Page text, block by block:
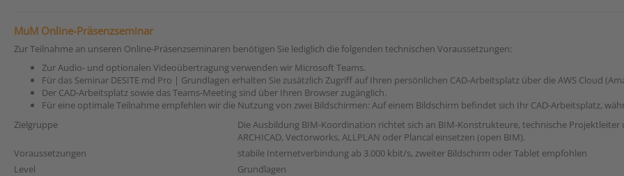
MuM Online-Präsenzseminar
Zur Teilnahme an unseren Online-Präsenzseminaren benötigen Sie lediglich die folgenden technischen Voraussetzungen:
Zur Audio- und optionalen Videoübertragung verwenden wir Microsoft Teams.
Für das Seminar DESITE md Pro | Grundlagen erhalten Sie zusätzlich Zugriff auf Ihren persönlichen CAD-Arbeitsplatz über die AWS Cloud
Der CAD-Arbeitsplatz sowie das Teams-Meeting sind über Ihren Browser zugänglich.
Für eine optimale Teilnahme empfehlen wir die Nutzung von zwei Bildschirmen: Auf einem Bildschirm befindet sich Ihr CAD-Arbeitsplatz,
Zielgruppe
Die Ausbildung BIM-Koordination richtet sich an BIM-Konstrukteure, technische
ARCHICAD, Vectorworks, ALLPLAN oder Plancal einsetzen (open BIM).
Voraussetzungen
stabile Internetverbindung ab 3.000 kbit/s, zweiter Bildschirm oder Tablet empfohlen
Level
Grundlagen